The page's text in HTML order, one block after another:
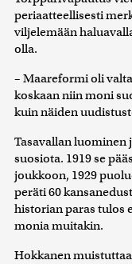
periaatteellisesti
viljelemään
olla.
– Maareformi oli
koskaan niin moni
kuin näiden
Tasavallan
suosiota. 1919 se
joukkoon, 1929
peräti 60
historian paras tulos
monia muitakin.
Hokkanen